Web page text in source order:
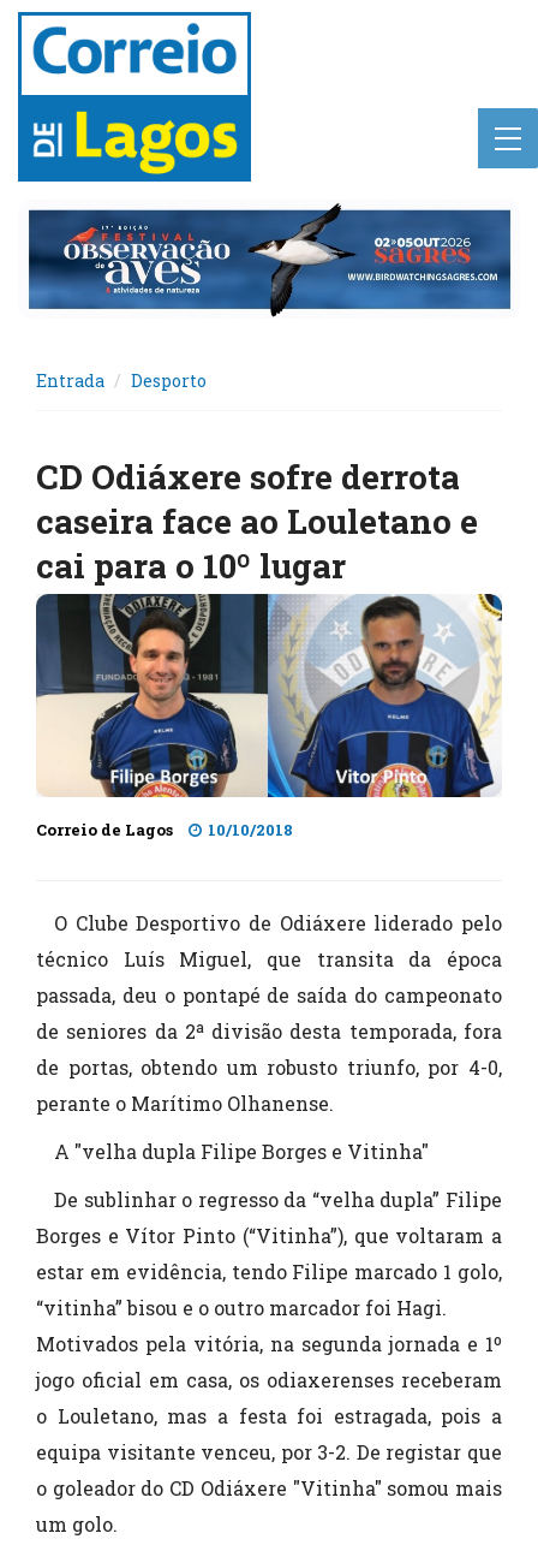
Entrada Desporto
CD Odiáxere sofre derrota
caseira face ao Louletano e
cai para o 10º lugar
Correio de Lagos 10/10/2018
O Clube Desportivo de Odiáxere liderado pelo
técnico Luís Miguel, que transita da época
passada, deu o pontapé de saída do campeonato
de seniores da 2ª divisão desta temporada, fora
de portas, obtendo um robusto triunfo, por 4-0,
perante o Marítimo Olhanense.
A "velha dupla Filipe Borges e Vitinha"
De sublinhar o regresso da “velha dupla” Filipe
Borges e Vítor Pinto (“Vitinha”), que voltaram a
estar em evidência, tendo Filipe marcado 1 golo,
“vitinha” bisou e o outro marcador foi Hagi.
Motivados pela vitória, na segunda jornada e 1º
jogo oficial em casa, os odiaxerenses receberam
o Louletano, mas a festa foi estragada, pois a
equipa visitante venceu, por 3-2. De registar que
o goleador do CD Odiáxere "Vitinha" somou mais
um golo.